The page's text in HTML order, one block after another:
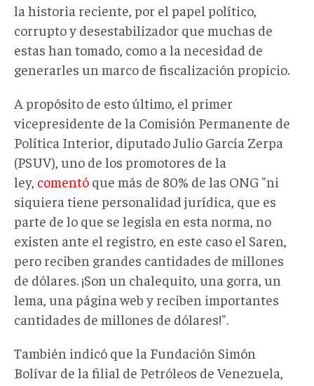
la historia reciente, por el papel político,
corrupto y desestabilizador que muchas de
estas han tomado, como a la necesidad de
generarles un marco de fiscalización propicio.
A propósito de esto último, el primer
vicepresidente de la Comisión Permanente de
Política Interior, diputado Julio García Zerpa
(PSUV), uno de los promotores de la
ley, comentó que más de 80% de las ONG "ni
siquiera tiene personalidad jurídica, que es
parte de lo que se legisla en esta norma, no
existen ante el registro, en este caso el Saren,
pero reciben grandes cantidades de millones
de dólares. ¡Son un chalequito, una gorra, un
lema, una página web y reciben importantes
cantidades de millones de dólares!".
También indicó que la Fundación Simón
Bolívar de la filial de Petróleos de Venezuela,